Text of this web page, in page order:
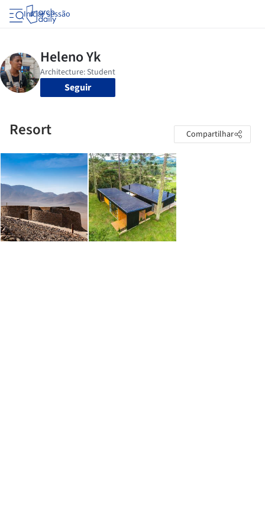
Iniciar sessão
Seguir
Resort Compartilhar